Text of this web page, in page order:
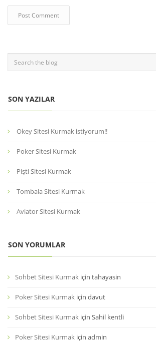
SON YAZILAR
Okey Sitesi Kurmak istiyorum!!
Poker Sitesi Kurmak
Pişti Sitesi Kurmak
Tombala Sitesi Kurmak
Aviator Sitesi Kurmak
SON YORUMLAR
Sohbet Sitesi Kurmak için tahayasin
Poker Sitesi Kurmak için davut
Sohbet Sitesi Kurmak için Sahil kentli
Poker Sitesi Kurmak için admin